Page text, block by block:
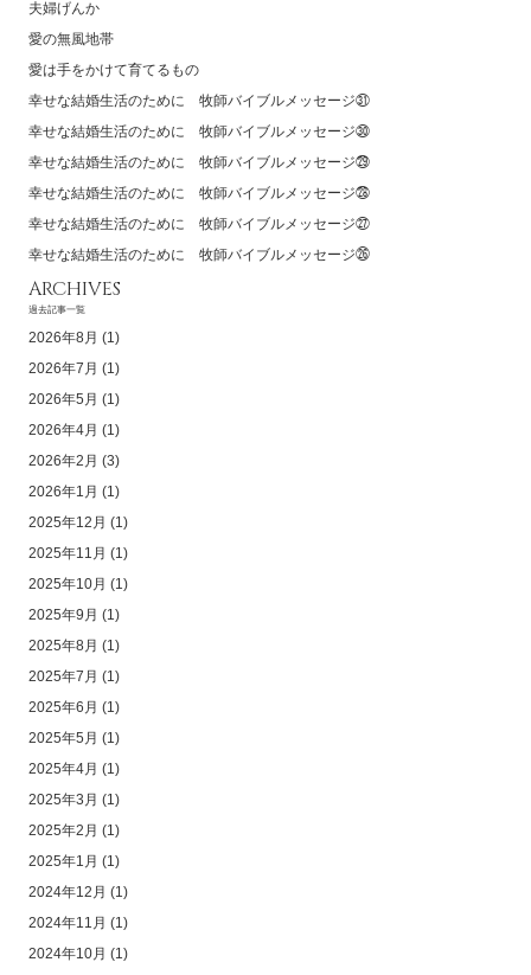
夫婦げんか
愛の無風地帯
愛は手をかけて育てるもの
幸せな結婚生活のために 牧師バイブルメッセージ㉛
幸せな結婚生活のために 牧師バイブルメッセージ㉚
幸せな結婚生活のために 牧師バイブルメッセージ㉙
幸せな結婚生活のために 牧師バイブルメッセージ㉘
幸せな結婚生活のために 牧師バイブルメッセージ㉗
幸せな結婚生活のために 牧師バイブルメッセージ㉖
ARCHIVES
過去記事一覧
2026年8月 (1)
2026年7月 (1)
2026年5月 (1)
2026年4月 (1)
2026年2月 (3)
2026年1月 (1)
2025年12月 (1)
2025年11月 (1)
2025年10月 (1)
2025年9月 (1)
2025年8月 (1)
2025年7月 (1)
2025年6月 (1)
2025年5月 (1)
2025年4月 (1)
2025年3月 (1)
2025年2月 (1)
2025年1月 (1)
2024年12月 (1)
2024年11月 (1)
2024年10月 (1)